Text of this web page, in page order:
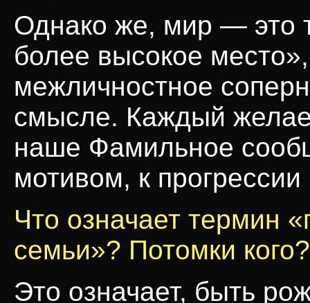
Однако же, мир — это
более высокое
межличностное
смысле. Каждый
наше Фамильное
мотивом, к
Что означает термин
семьи»? Потомки кого?
Это означает, быть